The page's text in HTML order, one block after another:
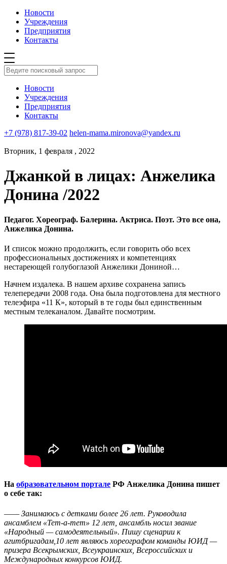
Новости
Учреждения
Предприятия
Контакты
Новости
Учреждения
Предприятия
Контакты
+7 (978) 817-39-02 helen-mama.mironova@yandex.ru
Вторник, 1 февраля , 2022
Джанкой в лицах: Анжелика
Донина /2022
Педагог. Хореограф. Балерина. Актриса. Поэт. Это все она,
Анжелика Донина.
И список можно продолжить, если говорить обо всех
профессиональных достижениях и компетенциях
нестареющей голубоглазой Анжелики Дониной…
Начнем издалека. В нашем архиве сохранена запись
телепередачи 2008 года. Она была подготовлена для местного
телеэфира «11 К», который в те годы был единственным
местным телеканалом. Давайте посмотрим.
На образовательном портале РФ Анжелика Донина пишет
о себе так:
—— Занимаюсь с детками более 26 лет. Руководила
ансамблем «Тет-а-тет» 12 лет, ансамбль носил звание
«Народный — самодеятельный». Пишу сценарии к
агитбригадам,10 лет являюсь хореографом команды ЮИД —
призера Всекрымских, Всеукраинских, Всероссийских и
Международных конкурсов ЮИД.